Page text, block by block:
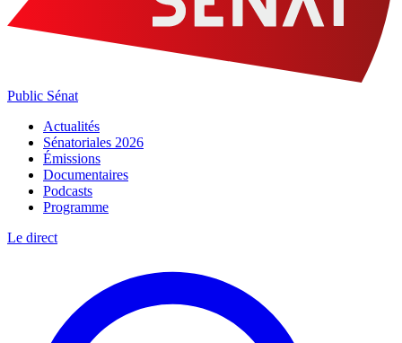
Public Sénat
Actualités
Sénatoriales 2026
Émissions
Documentaires
Podcasts
Programme
Le direct